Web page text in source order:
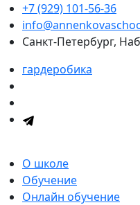
+7 (929) 101-56-36
Санкт-Петербург,
гардеробика
О школе
Обучение
Онлайн обучение